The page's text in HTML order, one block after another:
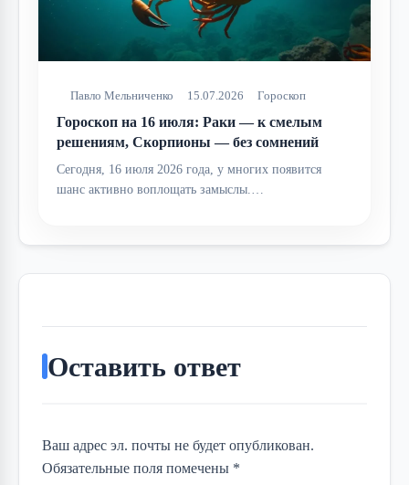
Павло Мельниченко 15.07.2026 Гороскоп
Гороскоп на 16 июля: Раки — к смелым
решениям, Скорпионы — без сомнений
Сегодня, 16 июля 2026 года, у многих появится
шанс активно воплощать замыслы.…
Оставить ответ
Ваш адрес эл. почты не будет опубликован.
Обязательные поля помечены *